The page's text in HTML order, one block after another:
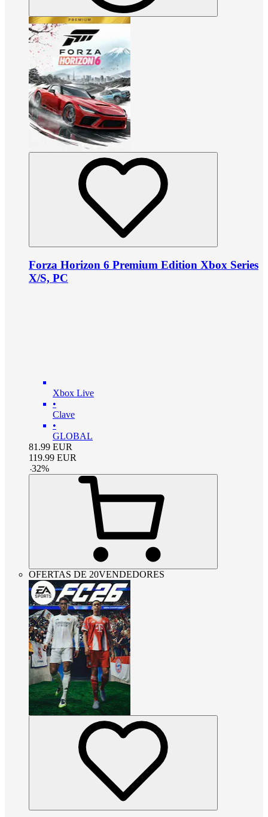
Forza Horizon 6 Premium Edition Xbox Series
X/S, PC
Xbox Live
•
Clave
•
GLOBAL
81.99 EUR
119.99 EUR
-32%
OFERTAS DE 20VENDEDORES